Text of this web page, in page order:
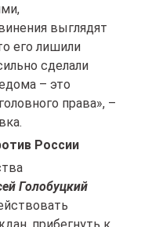
выглядят
его лишили
сделали
– это
права», –
России
Голобуцкий